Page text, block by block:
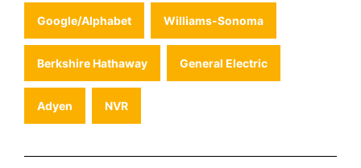
Google/Alphabet Williams-Sonoma
Berkshire Hathaway General Electric
Adyen NVR